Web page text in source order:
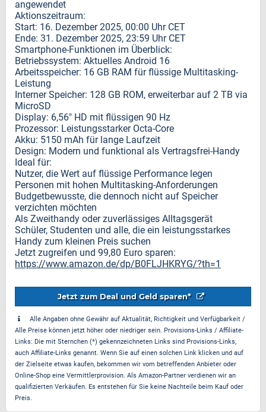
angewendet
Aktionszeitraum:
Start: 16. Dezember 2025, 00:00 Uhr CET
Ende: 31. Dezember 2025, 23:59 Uhr CET
Smartphone-Funktionen im Überblick:
Betriebssystem: Aktuelles Android 16
Arbeitsspeicher: 16 GB RAM für flüssige Multitasking-
Leistung
Interner Speicher: 128 GB ROM, erweiterbar auf 2 TB via
MicroSD
Display: 6,56" HD mit flüssigen 90 Hz
Prozessor: Leistungsstarker Octa-Core
Akku: 5150 mAh für lange Laufzeit
Design: Modern und funktional als Vertragsfrei-Handy
Ideal für:
Nutzer, die Wert auf flüssige Performance legen
Personen mit hohen Multitasking-Anforderungen
Budgetbewusste, die dennoch nicht auf Speicher
verzichten möchten
Als Zweithandy oder zuverlässiges Alltagsgerät
Schüler, Studenten und alle, die ein leistungsstarkes
Handy zum kleinen Preis suchen
Jetzt zugreifen und 99,80 Euro sparen:
https://www.amazon.de/dp/B0FLJHKRYG/?th=1
Jetzt zum Deal und Geld sparen*
Alle Angaben ohne Gewähr auf Aktualität, Richtigkeit und Verfügbarkeit /
Alle Preise können jetzt höher oder niedriger sein. Provisions-Links / Affiliate-
Links: Die mit Sternchen (*) gekennzeichneten Links sind Provisions-Links,
auch Affiliate-Links genannt. Wenn Sie auf einen solchen Link klicken und auf
der Zielseite etwas kaufen, bekommen wir vom betreffenden Anbieter oder
Online-Shop eine Vermittlerprovision. Als Amazon-Partner verdienen wir an
qualifizierten Verkäufen. Es entstehen für Sie keine Nachteile beim Kauf oder
Preis.